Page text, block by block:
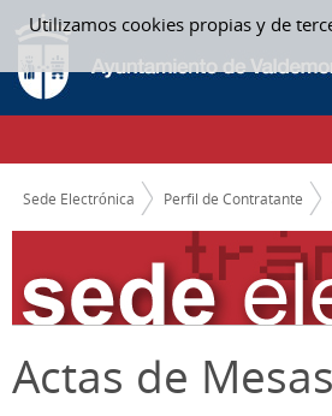
Utilizamos cookies propias y de
Saltar al contenido
06 JUNIO - ACTAS MESAS CONTRATACION
CAMINO DE MIGAS
Sede Electrónica Perfil de Contratante
Actas de